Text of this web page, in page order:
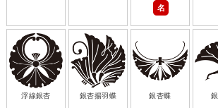
名
浮線銀杏 銀杏揚羽蝶 銀杏蝶